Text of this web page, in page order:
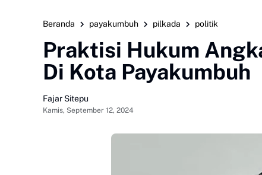
Beranda payakumbuh pilkada politik
Praktisi Hukum
Di Kota Payakumbuh
Fajar Sitepu
Kamis, September 12, 2024